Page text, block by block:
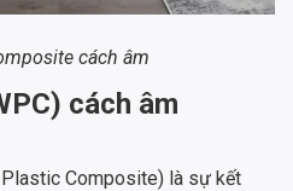
cách âm
cách âm
Composite) là sự kết